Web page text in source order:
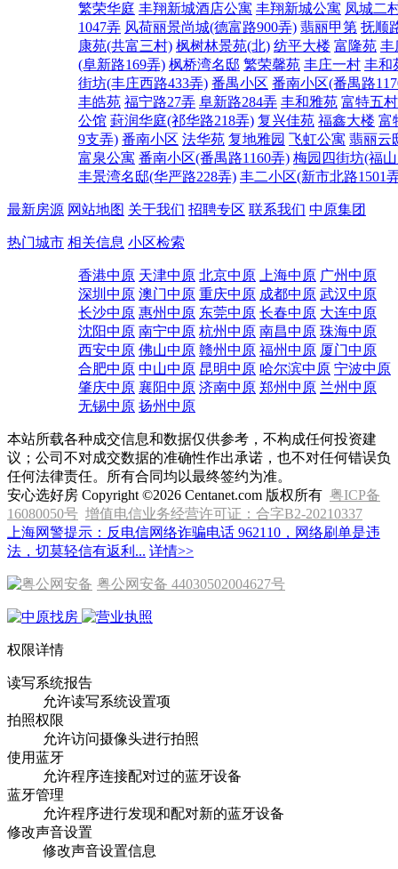
繁荣华庭 丰翔新城酒店公寓 丰翔新城公寓 凤城二
1047弄 风荷丽景尚城(德富路900弄) 翡丽甲第 抚顺
康苑(共富三村) 枫树林景苑(北) 纺平大楼 富隆苑 丰
(阜新路169弄) 枫桥湾名邸 繁荣馨苑 丰庄一村 丰和
街坊(丰庄西路433弄) 番禺小区 番南小区(番禺路
丰皓苑 福宁路27弄 阜新路284弄 丰和雅苑 富特五
公馆 葑润华庭(祁华路218弄) 复兴佳苑 福鑫大楼 富
9支弄) 番南小区 法华苑 复地雅园 飞虹公寓 翡丽云
富泉公寓 番南小区(番禺路1160弄) 梅园四街坊(福
丰景湾名邸(华严路228弄) 丰二小区(新市北路1501
最新房源 网站地图 关于我们 招聘专区 联系我们 中原集团
热门城市 相关信息 小区检索
香港中原 天津中原 北京中原 上海中原 广州中原
深圳中原 澳门中原 重庆中原 成都中原 武汉中原
长沙中原 惠州中原 东莞中原 长春中原 大连中原
沈阳中原 南宁中原 杭州中原 南昌中原 珠海中原
西安中原 佛山中原 赣州中原 福州中原 厦门中原
合肥中原 中山中原 昆明中原 哈尔滨中原 宁波中原
肇庆中原 襄阳中原 济南中原 郑州中原 兰州中原
无锡中原 扬州中原
本站所载各种成交信息和数据仅供参考，不构成任何投资建
议；公司不对成交数据的准确性作出承诺，也不对任何错误负
任何法律责任。所有合同均以最终签约为准。
安心选好房 Copyright ©2026 Centanet.com 版权所有 粤ICP备
16080050号 增值电信业务经营许可证：合字B2-20210337
上海网警提示：反电信网络诈骗电话 962110，网络刷单是违
法，切莫轻信有返利... 详情>>
粤公网安备 44030502004627号
权限详情
读写系统报告
允许读写系统设置项
拍照权限
允许访问摄像头进行拍照
使用蓝牙
允许程序连接配对过的蓝牙设备
蓝牙管理
允许程序进行发现和配对新的蓝牙设备
修改声音设置
修改声音设置信息